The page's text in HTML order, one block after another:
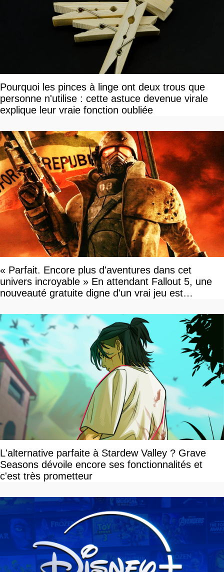
Pourquoi les pinces à linge ont deux trous que
personne n'utilise : cette astuce devenue virale
explique leur vraie fonction oubliée
« Parfait. Encore plus d'aventures dans cet
univers incroyable » En attendant Fallout 5, une
nouveauté gratuite digne d'un vrai jeu est
L'alternative parfaite à Stardew Valley ? Grave
Seasons dévoile encore ses fonctionnalités et
c'est très prometteur